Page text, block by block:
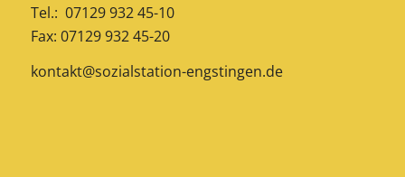
Tel.: 07129 932 45-10
Fax: 07129 932 45-20
kontakt@sozialstation-engstingen.de